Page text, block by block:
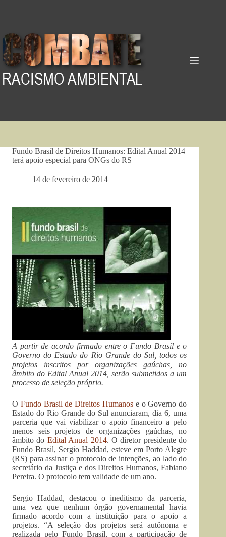
Fundo Brasil de Direitos Humanos: Edital Anual 2014
terá apoio especial para ONGs do RS
14 de fevereiro de 2014
A partir de acordo firmado entre o Fundo Brasil e o
Governo do Estado do Rio Grande do Sul, todos os
projetos inscritos por organizações gaúchas, no
âmbito do Edital Anual 2014, serão submetidos a um
processo de seleção próprio.
O Fundo Brasil de Direitos Humanos e o Governo do
Estado do Rio Grande do Sul anunciaram, dia 6, uma
parceria que vai viabilizar o apoio financeiro a pelo
menos seis projetos de organizações gaúchas, no
âmbito do Edital Anual 2014. O diretor presidente do
Fundo Brasil, Sergio Haddad, esteve em Porto Alegre
(RS) para assinar o protocolo de intenções, ao lado do
secretário da Justiça e dos Direitos Humanos, Fabiano
Pereira. O protocolo tem validade de um ano.
Sergio Haddad, destacou o ineditismo da parceria,
uma vez que nenhum órgão governamental havia
firmado acordo com a instituição para o apoio a
projetos. “A seleção dos projetos será autônoma e
realizada pelo Fundo Brasil, com a participação de